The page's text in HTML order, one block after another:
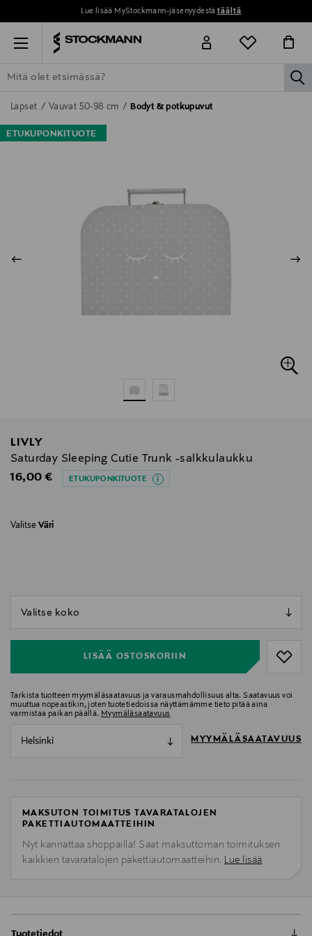
Lue lisää MyStockmann-jäsenyydestätäältä
Menu
ETSI KAIKKI NAISET MIEHET LAPSET
Lapset Vauvat 50-98 cm Bodyt & potkupuvut
ETUKUPONKITUOTE
LIVLY
Saturday Sleeping Cutie Trunk -salkkulaukku
Original Price
16,00 € ETUKUPONKITUOTE
Valitse Väri
LISÄÄ OSTOSKORIIN
Tarkista tuotteen myymäläsaatavuus ja varausmahdollisuus alta. Saatavuus voi
muuttua nopeastikin, joten tuotetiedoissa näyttämämme tieto pitää aina
varmistaa paikan päällä. Myymäläsaatavuus
Helsinki MYYMÄLÄSAATAVUUS
MAKSUTON TOIMITUS TAVARATALOJEN
PAKETTIAUTOMAATTEIHIN
Nyt kannattaa shoppailla! Saat maksuttoman toimituksen
kaikkien tavaratalojen pakettiautomaatteihin. Lue lisää